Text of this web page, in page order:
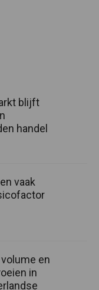
blijft
handel
vaak
en
in